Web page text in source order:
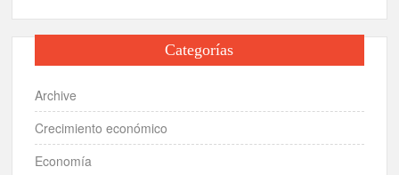
Categorías
Archive
Crecimiento económico
Economía